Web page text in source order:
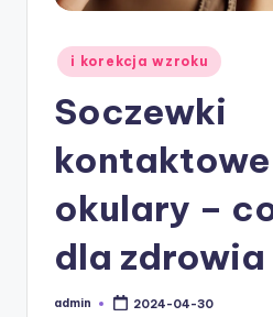
Posted
in
i korekcja wzroku
Soczewki
okulary –
dla zdrowia
Posted
admin 2024-04-30